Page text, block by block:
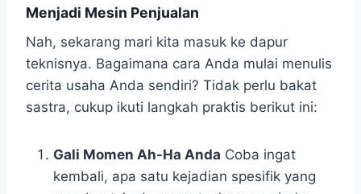
Menjadi Mesin Penjualan
Nah, sekarang mari kita masuk ke dapur
teknisnya. Bagaimana cara Anda mulai menulis
cerita usaha Anda sendiri? Tidak perlu bakat
sastra, cukup ikuti langkah praktis berikut ini:
Gali Momen Ah-Ha Anda Coba ingat
kembali, apa satu kejadian spesifik yang